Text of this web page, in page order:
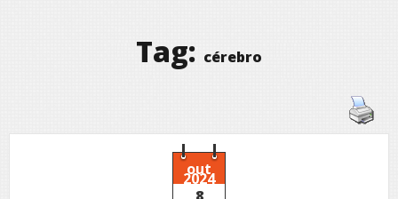
Tag: cérebro
out
2024